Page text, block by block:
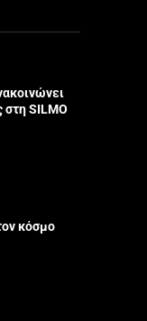
στη SILMO
κόσμο